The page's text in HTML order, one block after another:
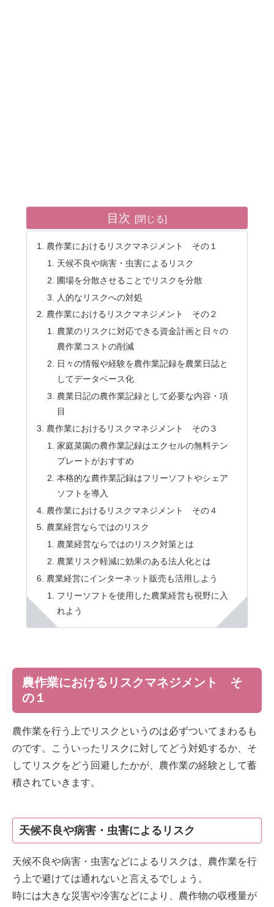
目次
農作業におけるリスクマネジメント その１
天候不良や病害・虫害によるリスク
圃場を分散させることでリスクを分散
人的なリスクへの対処
農作業におけるリスクマネジメント その２
農業のリスクに対応できる資金計画と日々の
農作業コストの削減
日々の情報や経験を農作業記録を農業日誌と
してデータベース化
農業日記の農作業記録として必要な内容・項
目
農作業におけるリスクマネジメント その３
家庭菜園の農作業記録はエクセルの無料テン
プレートがおすすめ
本格的な農作業記録はフリーソフトやシェア
ソフトを導入
農作業におけるリスクマネジメント その４
農業経営ならではのリスク
農業経営ならではのリスク対策とは
農業リスク軽減に効果のある法人化とは
農業経営にインターネット販売も活用しよう
フリーソフトを使用した農業経営も視野に入
れよう
農作業におけるリスクマネジメント そ
の１
農作業を行う上でリスクというのは必ずついてまわるも
のです。こういったリスクに対してどう対処するか、そ
してリスクをどう回避したかが、農作業の経験として蓄
積されていきます。
天候不良や病害・虫害によるリスク
天候不良や病害・虫害などによるリスクは、農作業を行
う上で避けては通れないと言えるでしょう。
時には大きな災害や冷害などにより、農作物の収穫量が